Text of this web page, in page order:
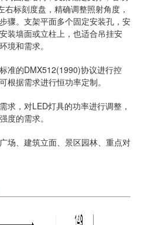
标刻度盘，精确调整照射角度，
骤。支架平面多个固定安装孔，安
装墙面或立柱上，也适合吊挂安
境和需求。
准的DMX512(1990)协议进行控
根据需求进行恒功率定制。
求，对LED灯具的功率进行调整，
度的需求。
场、建筑立面、景区园林、重点对